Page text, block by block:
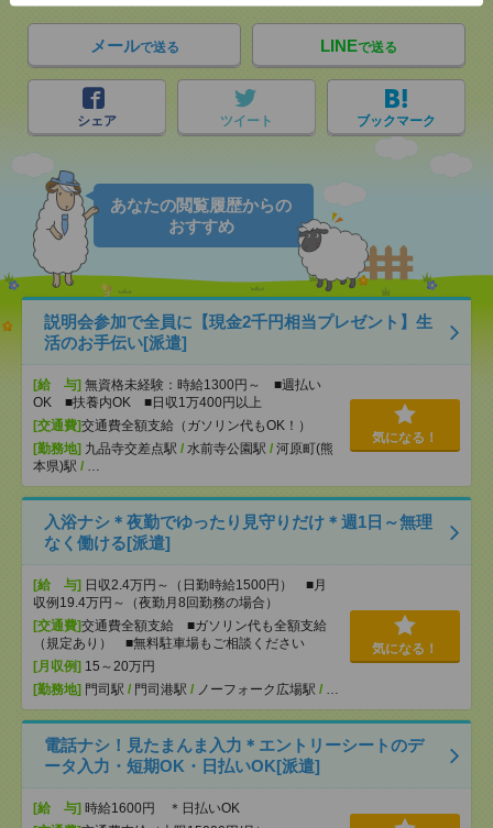
メールで送る LINEで送る
シェア ツイート ブックマーク
あなたの閲覧履歴からの
おすすめ
説明会参加で全員に【現金2千円相当プレゼント】生
活のお手伝い[派遣]
[給 与] 無資格未経験：時給1300円～ ■週払い
OK ■扶養内OK ■日収1万400円以上
[交通費]交通費全額支給（ガソリン代もOK！）
[勤務地] 九品寺交差点駅 / 水前寺公園駅 / 河原町(熊
本県)駅 / …
気になる！
入浴ナシ＊夜勤でゆったり見守りだけ＊週1日～無理
なく働ける[派遣]
[給 与] 日収2.4万円～（日勤時給1500円） ■月
収例19.4万円～（夜勤月8回勤務の場合）
[交通費]交通費全額支給 ■ガソリン代も全額支給
（規定あり） ■無料駐車場もご相談ください
[月収例] 15～20万円
[勤務地] 門司駅 / 門司港駅 / ノーフォーク広場駅 / …
気になる！
電話ナシ！見たまんま入力＊エントリーシートのデ
ータ入力・短期OK・日払いOK[派遣]
[給 与] 時給1600円 ＊日払いOK